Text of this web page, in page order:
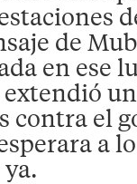
de
en ese
contra el
a